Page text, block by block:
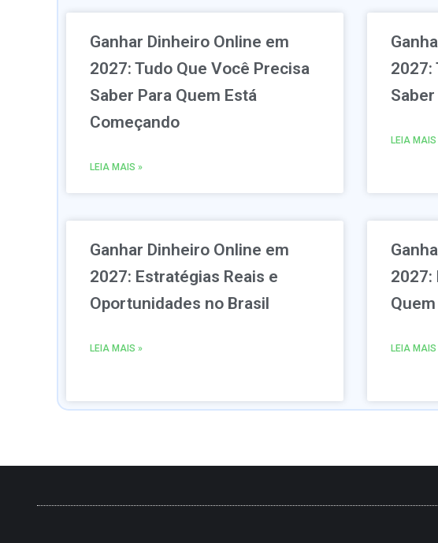
Ganhar Dinheiro Online em
2027: Tudo Que Você Precisa
Saber Para Quem Está
Começando
LEIA MAIS »
2027:
LEIA MAIS
Ganhar Dinheiro Online em
2027: Estratégias Reais e
Oportunidades no Brasil
LEIA MAIS »
2027:
LEIA MAIS